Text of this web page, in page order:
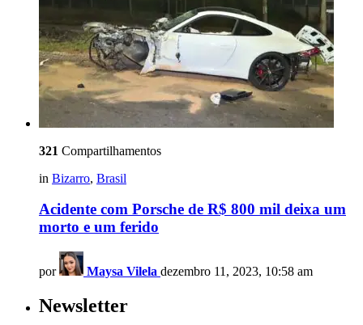
321 Compartilhamentos
in Bizarro, Brasil
Acidente com Porsche de R$ 800 mil deixa um
morto e um ferido
por Maysa Vilela dezembro 11, 2023, 10:58 am
Newsletter